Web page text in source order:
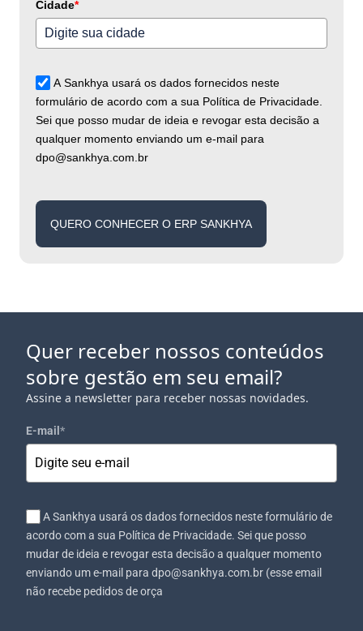
Cidade*
A Sankhya usará os dados fornecidos neste
formulário de acordo com a sua Política de Privacidade.
Sei que posso mudar de ideia e revogar esta decisão a
qualquer momento enviando um e-mail para
dpo@sankhya.com.br
QUERO CONHECER O ERP SANKHYA
Quer receber nossos conteúdos
sobre gestão em seu email?
Assine a newsletter para receber nossas novidades.
E-mail *
A Sankhya usará os dados fornecidos neste formulário de
acordo com a sua Política de Privacidade. Sei que posso
mudar de ideia e revogar esta decisão a qualquer momento
enviando um e-mail para dpo@sankhya.com.br (esse email
não recebe pedidos de orça